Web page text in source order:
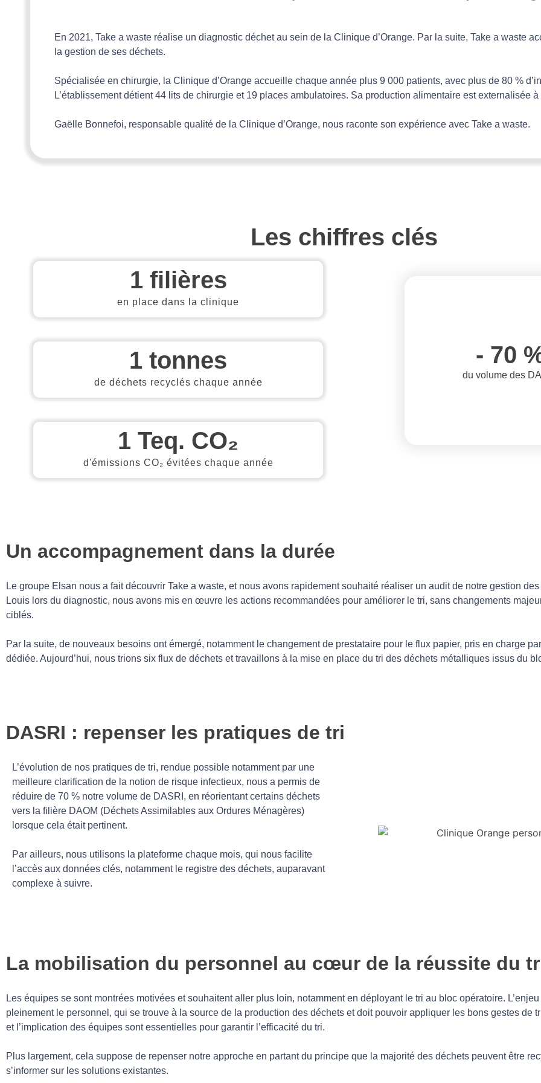
En 2021, Take a waste réalise un diagnostic déchet au sein de la Clinique d’Orange. Par la suite, Take a waste
la gestion de ses déchets.
Spécialisée en chirurgie, la Clinique d’Orange accueille chaque année plus 9 000 patients, avec plus de 80 %
L’établissement détient 44 lits de chirurgie et 19 places ambulatoires. Sa production alimentaire est externalisée
Gaëlle Bonnefoi, responsable qualité de la Clinique d’Orange, nous raconte son expérience avec Take a waste.
Les chiffres clés
en place dans la clinique
1 filières
de déchets recyclés chaque année
1 tonnes
d'émissions CO₂ évitées chaque année
1 Teq. CO₂
- 70
du volume des
Un accompagnement dans la durée
Le groupe Elsan nous a fait découvrir Take a waste, et nous avons rapidement souhaité réaliser un audit de notre gestion
Louis lors du diagnostic, nous avons mis en œuvre les actions recommandées pour améliorer le tri, sans changements
ciblés.
Par la suite, de nouveaux besoins ont émergé, notamment le changement de prestataire pour le flux papier, pris en charge
dédiée. Aujourd’hui, nous trions six flux de déchets et travaillons à la mise en place du tri des déchets métalliques issus du
DASRI : repenser les pratiques de tri
L’évolution de nos pratiques de tri, rendue possible notamment par une
meilleure clarification de la notion de risque infectieux, nous a permis de
réduire de 70 % notre volume de DASRI, en réorientant certains déchets
vers la filière DAOM (Déchets Assimilables aux Ordures Ménagères)
lorsque cela était pertinent.
Par ailleurs, nous utilisons la plateforme chaque mois, qui nous facilite
l’accès aux données clés, notamment le registre des déchets, auparavant
complexe à suivre.
La mobilisation du personnel au cœur de la réussite du
Les équipes se sont montrées motivées et souhaitent aller plus loin, notamment en déployant le tri au bloc opératoire.
pleinement le personnel, qui se trouve à la source de la production des déchets et doit pouvoir appliquer les bons gestes de
et l’implication des équipes sont essentielles pour garantir l’efficacité du tri.
Plus largement, cela suppose de repenser notre approche en partant du principe que la majorité des déchets peuvent être
s’informer sur les solutions existantes.